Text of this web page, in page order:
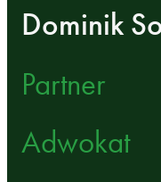
Dominik
Partner
Adwokat